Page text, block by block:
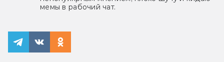
мемы в рабочий чат.